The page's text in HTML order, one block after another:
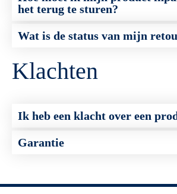
het terug te sturen?
Wat is de status van mijn
Klachten
Ik heb een klacht over een
Garantie